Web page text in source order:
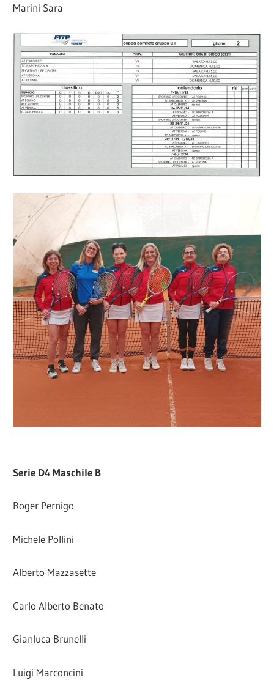
Marini Sara
Serie D4 Maschile B
Roger Pernigo
Michele Pollini
Alberto Mazzasette
Carlo Alberto Benato
Gianluca Brunelli
Luigi Marconcini